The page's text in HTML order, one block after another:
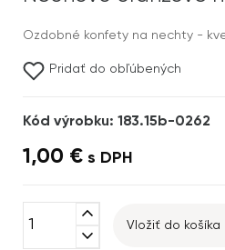
Ozdobné konfety na nechty -
Pridať do obľúbených
Kód výrobku: 183.15b-0262
1,00 € s DPH
expand_less
expand_more
Vložiť do košíka